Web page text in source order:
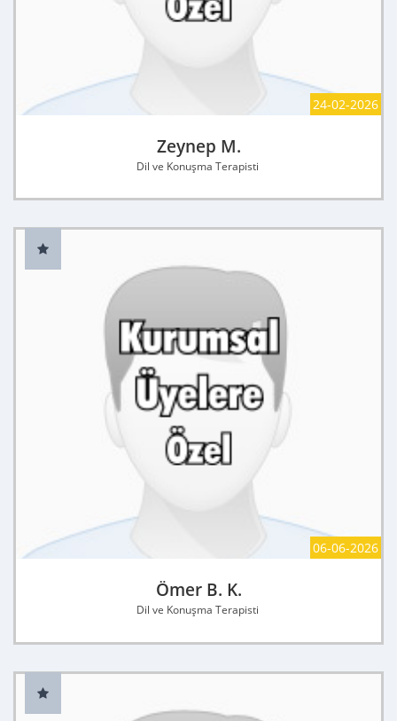
24-02-2026
Zeynep M.
Dil ve Konuşma Terapisti
06-06-2026
Ömer B. K.
Dil ve Konuşma Terapisti